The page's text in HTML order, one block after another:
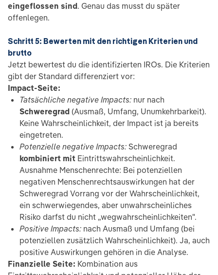
eingeflossen sind. Genau das musst du später
offenlegen.
Schritt 5: Bewerten mit den richtigen Kriterien und
brutto
Jetzt bewertest du die identifizierten IROs. Die Kriterien
gibt der Standard differenziert vor:
Impact-Seite:
Tatsächliche negative Impacts: nur nach
Schweregrad (Ausmaß, Umfang, Unumkehrbarkeit).
Keine Wahrscheinlichkeit, der Impact ist ja bereits
eingetreten.
Potenzielle negative Impacts: Schweregrad
kombiniert mit Eintrittswahrscheinlichkeit.
Ausnahme Menschenrechte: Bei potenziellen
negativen Menschenrechtsauswirkungen hat der
Schweregrad Vorrang vor der Wahrscheinlichkeit,
ein schwerwiegendes, aber unwahrscheinliches
Risiko darfst du nicht „wegwahrscheinlichkeiten".
Positive Impacts: nach Ausmaß und Umfang (bei
potenziellen zusätzlich Wahrscheinlichkeit). Ja, auch
positive Auswirkungen gehören in die Analyse.
Finanzielle Seite: Kombination aus